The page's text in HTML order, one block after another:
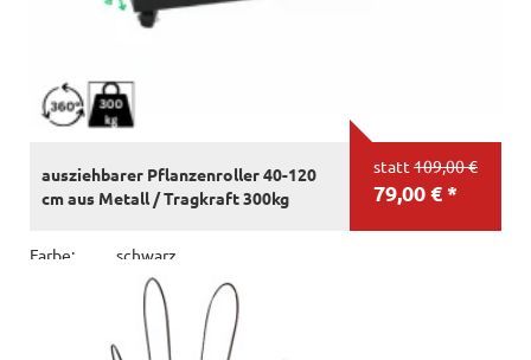
statt 109,00 €
79,00 € *
ausziehbarer Pflanzenroller 40-120
cm aus Metall / Tragkraft 300kg
Farbe: schwarz